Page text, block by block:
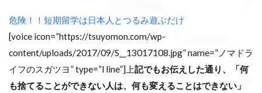
危険！！短期留学は日本人とつるみ遊ぶだけ
[voice icon=”https://tsuyomon.com/wp-
content/uploads/2017/09/S__13017108.jpg” name=”ノマドラ
イフのスガツヨ” type=”l line”]上記でもお伝えした通り、「何
も捨てることができない人は、何も変えることはできない」